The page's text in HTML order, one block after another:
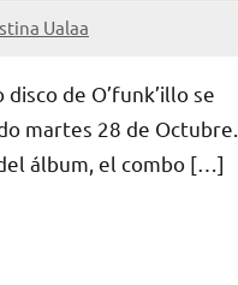
Ualaa
disco de O’funk’illo se
martes 28 de Octubre.
álbum, el combo […]